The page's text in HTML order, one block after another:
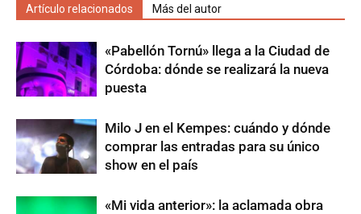
Artículo relacionados Más del autor
«Pabellón Tornú» llega a la Ciudad de
Córdoba: dónde se realizará la nueva
puesta
Milo J en el Kempes: cuándo y dónde
comprar las entradas para su único
show en el país
«Mi vida anterior»: la aclamada obra